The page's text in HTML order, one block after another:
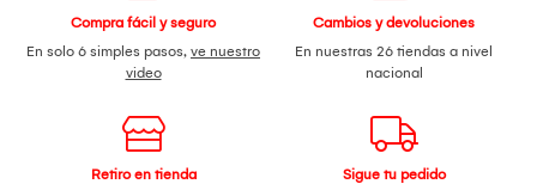
Compra fácil y seguro
En solo 6 simples pasos, ve nuestro
video
Cambios y devoluciones
En nuestras 26 tiendas a nivel
nacional
Retiro en tienda
Sigue tu pedido